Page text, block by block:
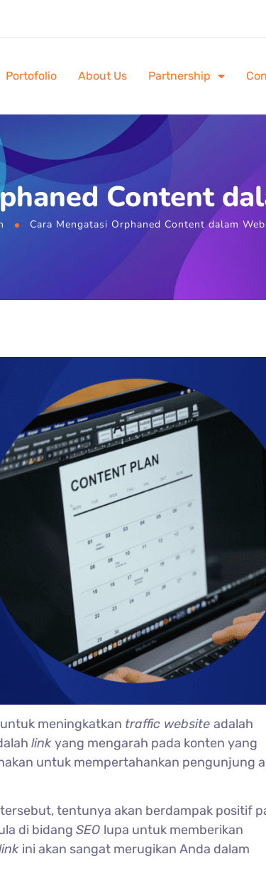
Portofolio About Us Partnership
Content
Cara Mengatasi Orphaned Content dalam
meningkatkan traffic website adalah
link yang mengarah pada konten yang
untuk mempertahankan pengunjung
tersebut, tentunya akan berdampak positif
di bidang SEO lupa untuk memberikan
ini akan sangat merugikan Anda dalam